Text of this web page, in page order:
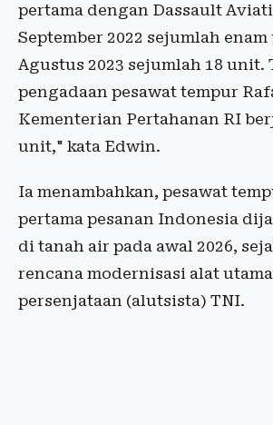
pertama dengan Dassault
September 2022 sejumlah
Agustus 2023 sejumlah 18 unit.
pengadaan pesawat tempur
Kementerian Pertahanan RI
unit," kata Edwin.
Ia menambahkan, pesawat
pertama pesanan Indonesia
di tanah air pada awal 2026,
rencana modernisasi alat
persenjataan (alutsista) TNI.